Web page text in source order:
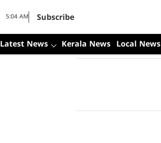
5:04 AM Subscribe
Latest News Kerala News Local News